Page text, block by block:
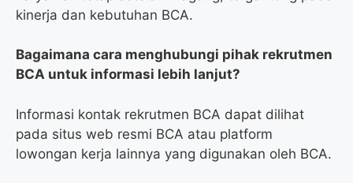
kinerja dan kebutuhan BCA.
Bagaimana cara menghubungi pihak rekrutmen
BCA untuk informasi lebih lanjut?
Informasi kontak rekrutmen BCA dapat dilihat
pada situs web resmi BCA atau platform
lowongan kerja lainnya yang digunakan oleh BCA.